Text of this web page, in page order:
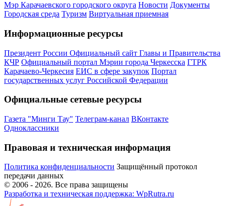
Мэр Карачаевского городского округа Новости Документы
Городская среда Туризм Виртуальная приемная
Информационные ресурсы
Президент России Официальный сайт Главы и Правительства
КЧР Официальный портал Мэрии города Черкесска ГТРК
Карачаево-Черкесия ЕИС в сфере закупок Портал
государственных услуг Российской Федерации
Официальные сетевые ресурсы
Газета "Минги Тау" Телеграм-канал ВКонтакте
Одноклассники
Правовая и техническая информация
Политика конфиденциальности Защищённый протокол
передачи данных
© 2006 - 2026. Все права защищены
Разработка и техническая поддержка: WpRutra.ru